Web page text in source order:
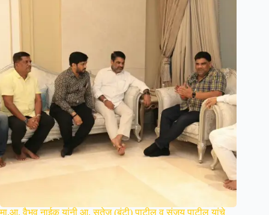
मा.आ. वैभव नाईक यांनी आ. सतेज (बंटी) पाटील व संजय पाटील यांचे